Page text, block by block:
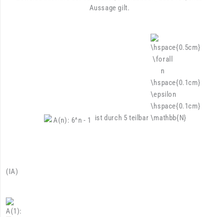
Aussage gilt.
ist durch 5 teilbar
(IA)